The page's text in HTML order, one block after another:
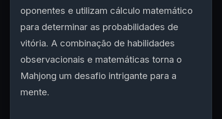
oponentes e utilizam cálculo matemático
para determinar as probabilidades de
vitória. A combinação de habilidades
observacionais e matemáticas torna o
Mahjong um desafio intrigante para a
mente.